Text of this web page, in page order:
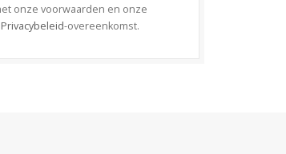
onze voorwaarden en onze
Privacybeleid-overeenkomst.